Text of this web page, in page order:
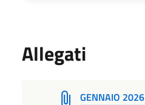
Allegati
GENNAIO 2026